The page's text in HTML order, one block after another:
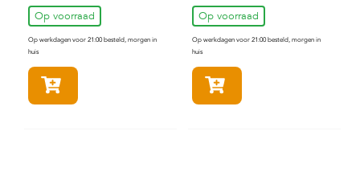
Op voorraad
Op werkdagen voor 21:00 besteld, morgen in
huis
Op voorraad
Op werkdagen voor 21:00 besteld, morgen in
huis